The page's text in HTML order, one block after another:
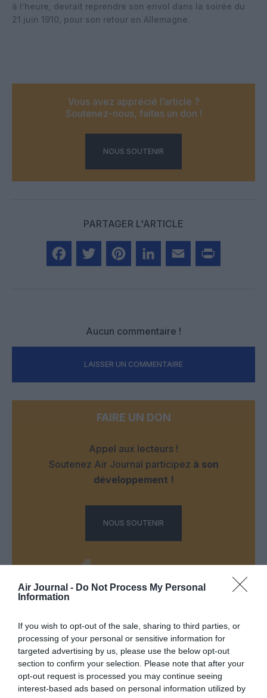
Air Journal - Do Not Process My Personal
Information
If you wish to opt-out of the sale, sharing to third parties, or
processing of your personal or sensitive information for
targeted advertising by us, please use the below opt-out
section to confirm your selection. Please note that after your
opt-out request is processed you may continue seeing
interest-based ads based on personal information utilized by
à l’heure, devrait reprendre son envol dans la soirée du
21 juin 1910, pour son retour en Allemagne.
Vous avez apprécié l’article ?
Soutenez-nous, faites un don !
NOUS SOUTENIR
PARTAGER L'ARTICLE
Aucun commentaire !
LAISSER UN COMMENTAIRE
FAIRE UN DON
Appel aux lecteurs !
Soutenez Air Journal participez à son
développement !
NOUS SOUTENIR
DERNIERS COMMENTAIRES
SERGE13a commenté l'article :
Flynas ouvre une ligne directe entre Médine et